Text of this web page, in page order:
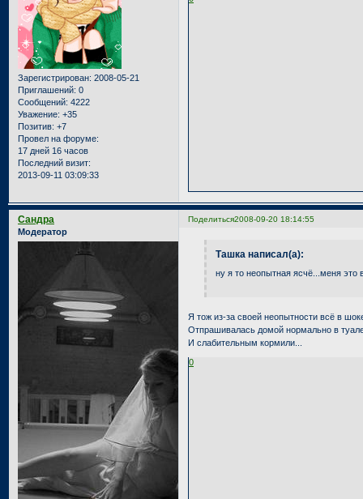
Зарегистрирован: 2008-05-21
Приглашений: 0
Сообщений: 4222
Уважение: +35
Позитив: +7
Провел на форуме:
17 дней 16 часов
Последний визит:
2013-09-11 03:09:33
Поделиться2008-09-20 18:14:55
Сандра
Модератор
Ташка написал(а):
ну я то неопытная ясчё...меня это
Я тож из-за своей неопытности всё в
Отпрашивалась домой нормально в
И слабительным кормили...
0